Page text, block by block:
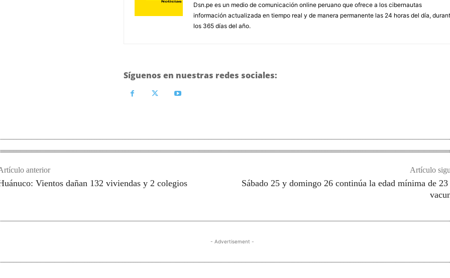
Dsn.pe es un medio de comunicación online peruano que ofrece a los cibernautas
información actualizada en tiempo real y de manera permanente las 24 horas del día,
los 365 días del año.
Síguenos en nuestras redes sociales:
anterior
Vientos dañan 132 viviendas y 2 colegios
Artículo
Sábado 25 y domingo 26 continúa la edad mínima de 23
- Advertisement -